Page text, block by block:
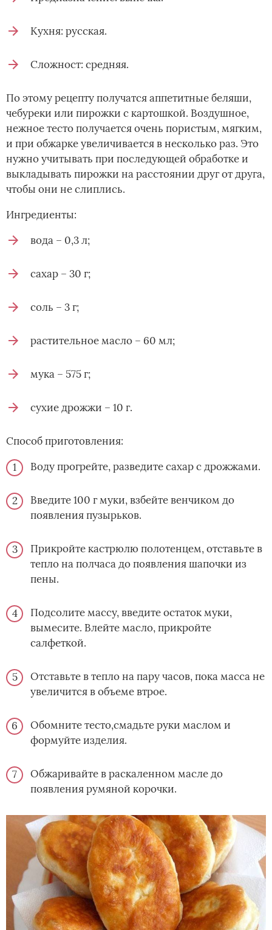
Кухня: русская.
Сложност: средняя.
По этому рецепту получатся аппетитные беляши,
чебуреки или пирожки с картошкой. Воздушное,
нежное тесто получается очень пористым, мягким,
и при обжарке увеличивается в несколько раз. Это
нужно учитывать при последующей обработке и
выкладывать пирожки на расстоянии друг от друга,
чтобы­ они не слиплись.
Ингредиенты:
вода – 0,3 л;
сахар – 30 г;
соль – 3 г;
растительное масло – 60 мл;
мука – 575 г;
сухие дрожжи – 10 г.
Способ приготовления:
Воду прогрейте, разведите сахар с дрожжами.
Введите 100 г муки, взбейте венчиком до
появления пузырьков.
Прикройте кастрюлю полотенцем, отставьте в
тепло на полчаса до появления шапочки из
пены.
Подсолите массу, введите остаток муки,
вымесите. Влейте масло, прикройте
салфеткой.
Отставьте в тепло на пару часов, пока масса не
увеличится в объеме втрое.
Обомните тесто,смадьте руки маслом и
формуйте изделия.
Обжаривайте в раскаленном масле до
появления румяной корочки.